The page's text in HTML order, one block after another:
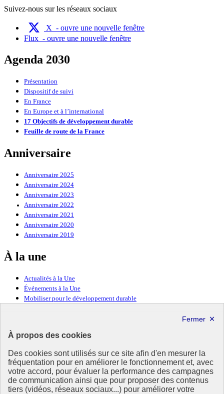
À propos des cookies
Des cookies sont utilisés sur ce site afin d'en mesurer la
fréquentation pour en améliorer le fonctionnement et, avec
votre accord, pour évaluer la performance des campagnes
de communication ainsi que pour proposer des contenus
tiers (vidéos, réseaux sociaux...) pour améliorer votre
Suivez-nous sur les réseaux sociaux
X - ouvre une nouvelle fenêtre
Flux - ouvre une nouvelle fenêtre
Agenda 2030
Présentation
Dispositif de suivi
En France
En Europe et à l’international
17 Objectifs de développement durable
Feuille de route de la France
Anniversaire
Anniversaire 2025
Anniversaire 2024
Anniversaire 2023
Anniversaire 2022
Anniversaire 2021
Anniversaire 2020
Anniversaire 2019
À la une
Actualités à la Une
Événements à la Une
Mobiliser pour le développement durable
Ressources
Ressources
La Méth’ODD
Gouvernement